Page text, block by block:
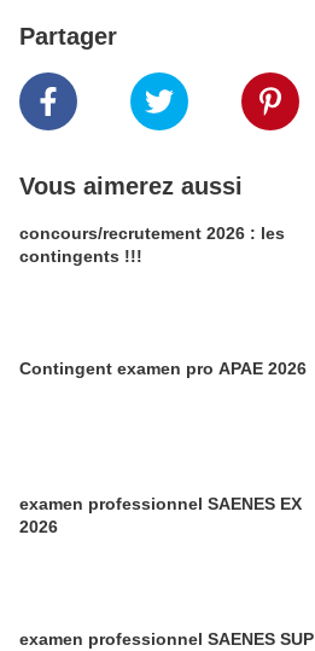
Partager
Vous aimerez aussi
concours/recrutement 2026 : les
contingents !!!
Contingent examen pro APAE 2026
examen professionnel SAENES EX
2026
examen professionnel SAENES SUP